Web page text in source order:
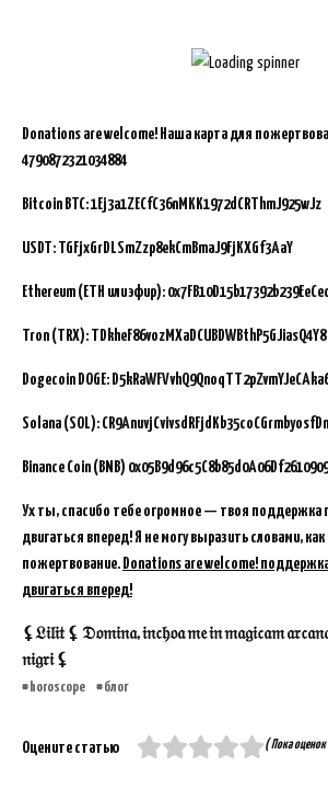
Donations are welcome! Наша карта для
4790872321034884
Bitcoin BTC:1Ej3a1ZECfC36nMKK1972dCRThmJ925wJz
USDT: TGFjxGrDLSmZzp8ekCmBmaJ9FjKXGf3AaY
Ethereum (ETH или эфир):
Tron (TRX): TDkheF86vozMXaDCUBDWBthP5GJiasQ4Y8
Dogecoin DOGE:
Solana (SOL):
Binance Coin (BNB)
Ух ты, спасибо тебе огромное — твоя поддержка
двигаться вперед! Я не могу выразить словами,
пожертвование. Donations are welcome!
двигаться вперед!
⚸𝔏𝔦𝔩𝔦𝔱 ⚸ 𝔇𝔬𝔪𝔦𝔫𝔞, 𝔦𝔫𝔠𝔥𝔬𝔞 𝔪𝔢 𝔦𝔫 𝔪𝔞𝔤𝔦𝔠𝔞𝔪
𝔫𝔦𝔤𝔯𝔦 ⚸
horoscope блог
Оцените статью ( Пока оценок